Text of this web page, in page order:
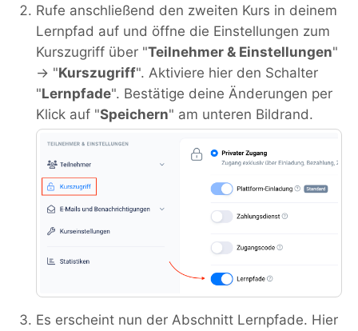
Rufe anschließend den zweiten Kurs in deinem
Lernpfad auf und öffne die Einstellungen zum
Kurszugriff über "Teilnehmer & Einstellungen"
→ "Kurszugriff". Aktiviere hier den Schalter
"Lernpfade". Bestätige deine Änderungen per
Klick auf "Speichern" am unteren Bildrand.
Es erscheint nun der Abschnitt Lernpfade. Hier